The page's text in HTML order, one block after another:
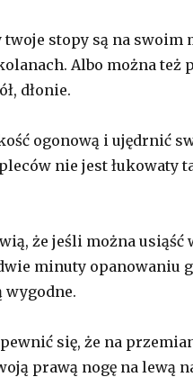
twoje stopy są na swoim
Albo można też
dłonie.
ogonową i ujędrnić
nie jest łukowaty
że jeśli można
minuty opanowaniu
wygodne.
się, że na
prawą nogę na lewą